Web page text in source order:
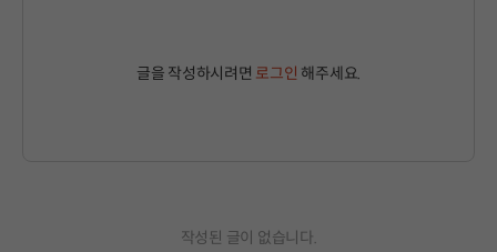
글을 작성하시려면 로그인 해주세요.
작성된 글이 없습니다.